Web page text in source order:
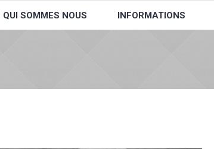
QUI SOMMES NOUS INFORMATIONS